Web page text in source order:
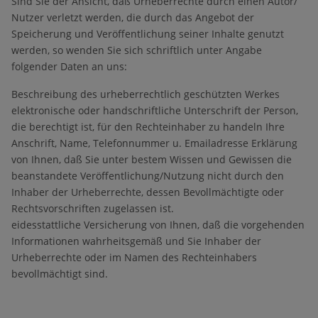
Nutzer verletzt werden, die durch das Angebot der
Speicherung und Veröffentlichung seiner Inhalte genutzt
werden, so wenden Sie sich schriftlich unter Angabe
folgender Daten an uns:
Beschreibung des urheberrechtlich geschützten Werkes
elektronische oder handschriftliche Unterschrift der Person,
die berechtigt ist, für den Rechteinhaber zu handeln Ihre
Anschrift, Name, Telefonnummer u. Emailadresse Erklärung
von Ihnen, daß Sie unter bestem Wissen und Gewissen die
beanstandete Veröffentlichung/Nutzung nicht durch den
Inhaber der Urheberrechte, dessen Bevollmächtigte oder
Rechtsvorschriften zugelassen ist.
eidesstattliche Versicherung von Ihnen, daß die vorgehenden
Informationen wahrheitsgemäß und Sie Inhaber der
Urheberrechte oder im Namen des Rechteinhabers
bevollmächtigt sind.